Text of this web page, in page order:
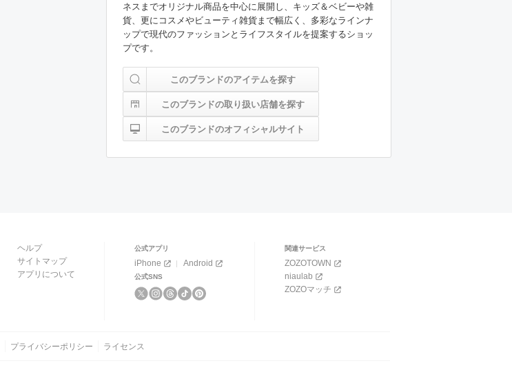
ネスまでオリジナル商品を中心に展開し、キッズ＆ベビーや雑
貨、更にコスメやビューティ雑貨まで幅広く、多彩なラインナ
ップで現代のファッションとライフスタイルを提案するショッ
プです。
このブランドのアイテムを探す
このブランドの取り扱い店舗を探す
このブランドのオフィシャルサイト
ヘルプ
サイトマップ
アプリについて
公式アプリ
iPhone Android
公式SNS
関連サービス
ZOZOTOWN
niaulab
ZOZOマッチ
プライバシーポリシー ライセンス